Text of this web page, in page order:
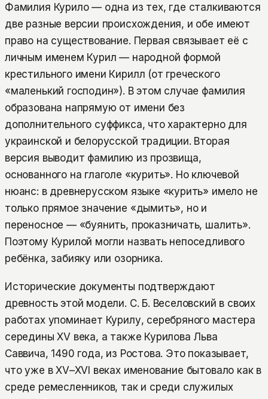
Фамилия Курило — одна из тех, где сталкиваются
две разные версии происхождения, и обе имеют
право на существование. Первая связывает её с
личным именем Курил — народной формой
крестильного имени Кирилл (от греческого
«маленький господин»). В этом случае фамилия
образована напрямую от имени без
дополнительного суффикса, что характерно для
украинской и белорусской традиции. Вторая
версия выводит фамилию из прозвища,
основанного на глаголе «курить». Но ключевой
нюанс: в древнерусском языке «курить» имело не
только прямое значение «дымить», но и
переносное — «буянить, проказничать, шалить».
Поэтому Курилой могли назвать непоседливого
ребёнка, забияку или озорника.
Исторические документы подтверждают
древность этой модели. С. Б. Веселовский в своих
работах упоминает Курилу, серебряного мастера
середины XV века, а также Курилова Льва
Саввича, 1490 года, из Ростова. Это показывает,
что уже в XV–XVI веках именование бытовало как в
среде ремесленников, так и среди служилых